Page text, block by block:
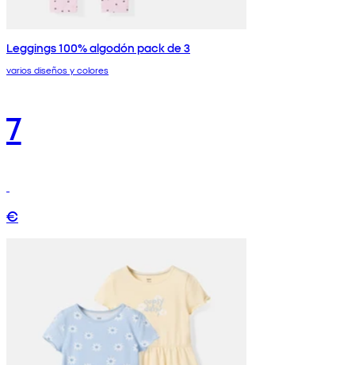
Leggings 100% algodón pack de 3
varios diseños y colores
7
€